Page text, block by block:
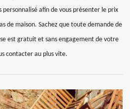
afin de vous présenter le prix
de maison. Sachez que toute demande de
est gratuit et sans engagement de votre
contacter au plus vite.